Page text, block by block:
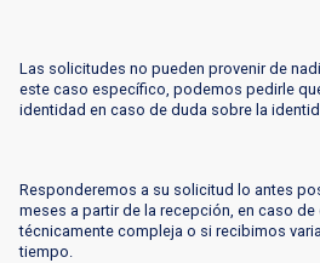
Las solicitudes no pueden provenir de
este caso específico, podemos pedirle
identidad en caso de duda sobre la
Responderemos a su solicitud lo antes
meses a partir de la recepción, en caso
técnicamente compleja o si recibimos
tiempo.